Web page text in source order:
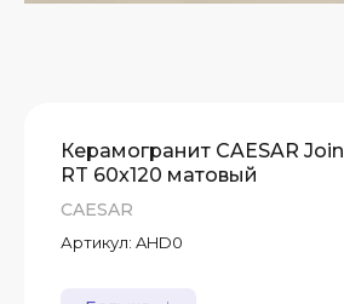
Керамогранит CAESAR
RT 60x120 матовый
CAESAR
Артикул: AHD0